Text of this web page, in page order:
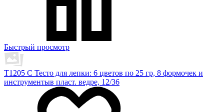
Быстрый просмотр
T1205 C Тесто для лепки: 6 цветов по 25 гр, 8 формочек и
инструментыв пласт. ведре, 12/36